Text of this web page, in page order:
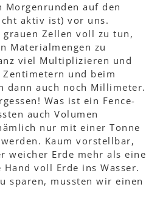
Morgenrunden auf den
aktiv ist) vor uns.
grauen Zellen voll zu tun,
Materialmengen zu
viel Multiplizieren und
und beim
dann auch noch Millimeter.
Was ist ein Fence-
auch Volumen
nur mit einer Tonne
Kaum vorstellbar,
weicher Erde mehr als eine
voll Erde ins Wasser.
sparen, mussten wir einen